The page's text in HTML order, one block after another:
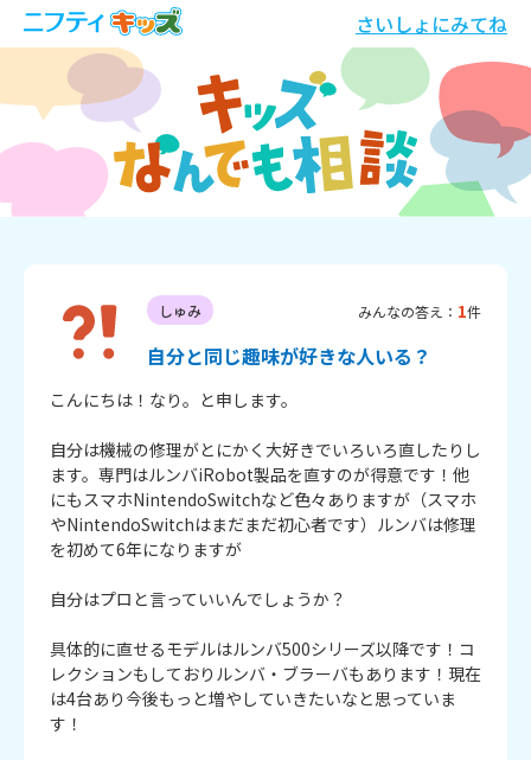
さいしょにみてね
しゅみ みんなの答え： 1件
自分と同じ趣味が好きな人いる？
こんにちは！なり。と申します。
自分は機械の修理がとにかく大好きでいろいろ直したりし
ます。専門はルンバiRobot製品を直すのが得意です！他
にもスマホNintendoSwitchなど色々ありますが（スマホ
やNintendoSwitchはまだまだ初心者です）ルンバは修理
を初めて6年になりますが
自分はプロと言っていいんでしょうか？
具体的に直せるモデルはルンバ500シリーズ以降です！コ
レクションもしておりルンバ・ブラーバもあります！現在
は4台あり今後もっと増やしていきたいなと思っていま
す！